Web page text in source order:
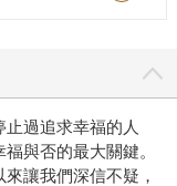
過追求幸福的人
與否的最大關鍵。
讓我們深信不疑，